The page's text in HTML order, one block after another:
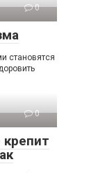
0
становятся
0